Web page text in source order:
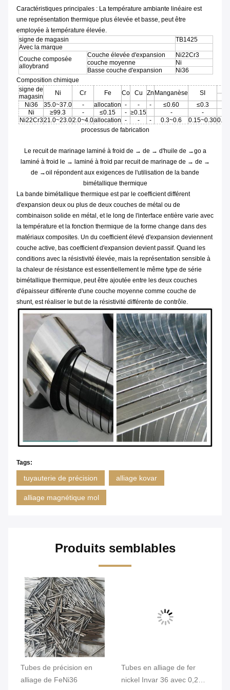
Caractéristiques principales : La température ambiante linéaire est
une représentation thermique plus élevée et basse, peut être
employée à température élevée.
signe de magasin
TB1425
Avec la marque
Couche composée
alloybrand
Couche élevée d'expansion
Ni22Cr3
couche moyenne
Ni
Basse couche d'expansion
Ni36
Composition chimique
signe de
magasin
Ni Cr Fe Co Cu Zn Manganèse SI
Ni36 35.0~37.0 - allocation - - - ≤0.60 ≤0.3
Ni
≥99.3 - ≤0.15 - ≥0.15 - -
Ni22Cr321.0~23.02.0~4.0allocation - - - 0.3~0.6 0.15~0.30
processus de fabrication
Le recuit de marinage laminé à froid de → de → d'huile de →go a
laminé à froid le → laminé à froid par recuit de marinage de → de →
de →oil répondent aux exigences de l'utilisation de la bande
bimétallique thermique
La bande bimétallique thermique est par le coefficient différent
d'expansion deux ou plus de deux couches de métal ou de
combinaison solide en métal, et le long de l'interface entière varie avec
la température et la fonction thermique de la forme change dans des
matériaux composites. Un du coefficient élevé d'expansion deviennent
couche active, bas coefficient d'expansion devient passif. Quand les
conditions avec la résistivité élevée, mais la représentation sensible à
la chaleur de résistance est essentiellement le même type de série
bimétallique thermique, peut être ajoutée entre les deux couches
d'épaisseur différente d'une couche moyenne comme couche de
shunt, est réaliser le but de la résistivité différente de contrôle.
Tags:
tuyauterie de précision alliage kovar
alliage magnétique mol
Produits semblables
Tubes de précision en
alliage de FeNi36
Tubes en alliage de fer
nickel Invar 36 avec 0,2